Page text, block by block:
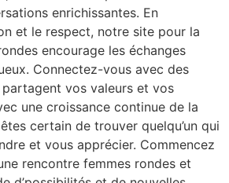
enrichissantes. En
et le respect, notre site pour la
encourage les échanges
Connectez-vous avec des
vos valeurs et vos
une croissance continue de la
certain de trouver quelqu’un qui
et vous apprécier. Commencez
rencontre femmes rondes et